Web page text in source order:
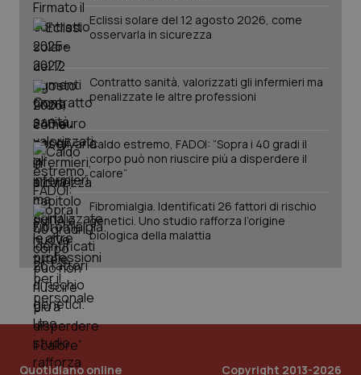
Eclissi solare del 12 agosto 2026, come
osservarla in sicurezza
Contratto sanità, valorizzati gli infermieri ma
penalizzate le altre professioni
Caldo estremo, FADOI: “Sopra i 40 gradi il
corpo può non riuscire più a disperdere il
calore”
Fibromialgia. Identificati 26 fattori di rischio
genetici. Uno studio rafforza l’origine
biologica della malattia
Quotidiano online Copyright 2013-2026
PHPSESSID
PHP.net
_ga_KM60CM4NPH